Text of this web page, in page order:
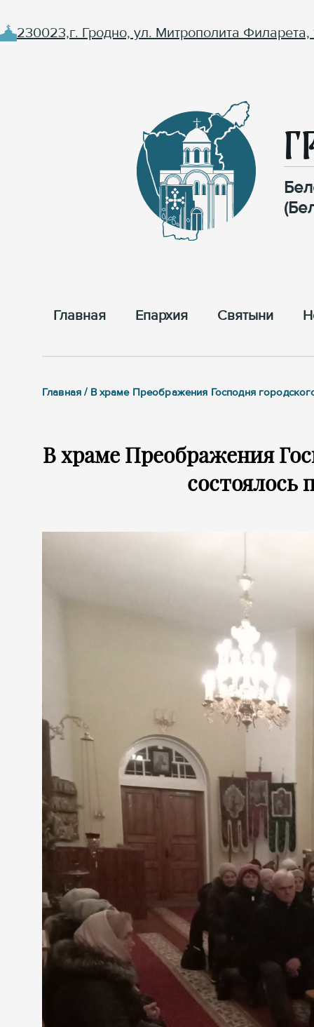
230023,г. Гродно, ул. Митрополита Филарета,
Главная Епархия Cвятыни
Главная / В храме Преображения Господня
В храме Преображения
состоялось